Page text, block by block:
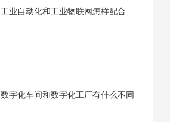
工业自动化和工业物联网怎样配合
数字化车间和数字化工厂有什么不同